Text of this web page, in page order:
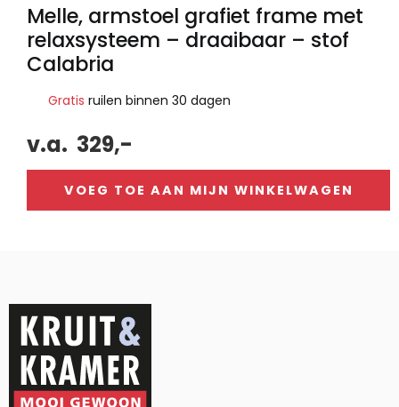
Melle, armstoel grafiet frame met
relaxsysteem – draaibaar – stof
Calabria
Gratis ruilen binnen 30 dagen
v.a. 329,-
VOEG TOE AAN MIJN WINKELWAGEN